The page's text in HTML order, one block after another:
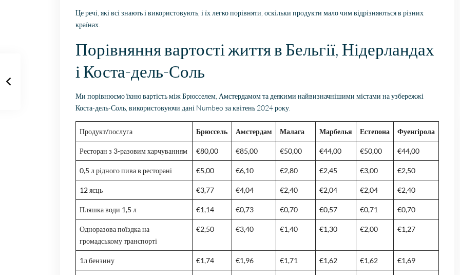
Це речі, які всі знають і використовують, і їх легко порівняти, оскільки продукти мало чим відрізняються в різних
країнах.
Порівняння вартості життя в Бельгії, Нідерландах
і Коста-дель-Соль
Ми порівнюємо їхню вартість між Брюсселем, Амстердамом та деякими найвизначнішими містами на узбережжі
Коста-дель-Соль, використовуючи дані Numbeo за квітень 2024 року.
Продукт/послуга Брюссель Амстердам Малага Марбелья Естепона Фуенгірола
Ресторан з 3-разовим харчуванням €80,00 €85,00 €50,00 €44,00 €50,00 €44,00
0,5 л рідного пива в ресторані €5,00 €6,10 €2,80 €2,45 €3,00 €2,50
12 яєць €3,77 €4,04 €2,40 €2,04 €2,04 €2,40
Пляшка води 1,5 л €1,14 €0,73 €0,70 €0,57 €0,71 €0,70
Одноразова поїздка на
громадському транспорті
€2,50 €3,40 €1,40 €1,30 €2,00 €1,27
1л бензину €1,74 €1,96 €1,71 €1,62 €1,62 €1,69